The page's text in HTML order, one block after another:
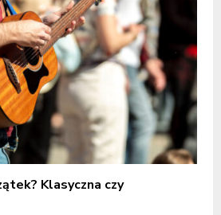
Klasyczna czy